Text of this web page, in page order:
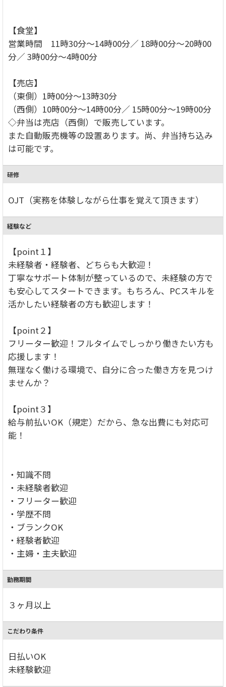
【食堂】
営業時間 11時30分～14時00分／ 18時00分～20時00
分／ 3時00分～4時00分
【売店】
（東側）1時00分～13時30分
（西側）10時00分～14時00分／ 15時00分～19時00分
◇弁当は売店（西側）で販売しています。
また自動販売機等の設置あります。尚、弁当持ち込み
は可能です。
研修
OJT（実務を体験しながら仕事を覚えて頂きます）
経験など
【point１】
未経験者・経験者、どちらも大歓迎！
丁寧なサポート体制が整っているので、未経験の方で
も安心してスタートできます。もちろん、PCスキルを
活かしたい経験者の方も歓迎します！
【point２】
フリーター歓迎！フルタイムでしっかり働きたい方も
応援します！
無理なく働ける環境で、自分に合った働き方を見つけ
ませんか？
【point３】
給与前払いOK（規定）だから、急な出費にも対応可
能！
・知識不問
・未経験者歓迎
・フリーター歓迎
・学歴不問
・ブランクOK
・経験者歓迎
・主婦・主夫歓迎
勤務期間
３ヶ月以上
こだわり条件
日払いOK
未経験歓迎